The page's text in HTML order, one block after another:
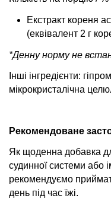
Екстракт кореня
(еквівалент 2 г
*Денну норму не
Інші інгредієнти:
мікрокристалічна
Рекомендоване
Як щоденна добавка
судинної системи або
рекомендуємо
день під час їжі.